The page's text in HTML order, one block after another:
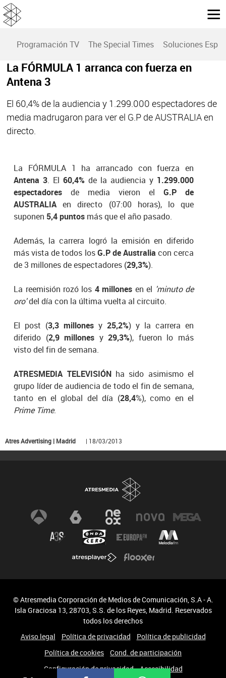
Programación TV The Special Times Soluciones
La FÓRMULA 1 arranca con fuerza en
Antena 3
El 60,4% de la audiencia y 1.299.000 espectadores de
media madrugaron para ver el G.P de AUSTRALIA en
directo.
La FÓRMULA 1 ha arrancado con fuerza en
Antena 3. El 60,4% de la audiencia y 1.299.000
espectadores de media vieron elG.P de
AUSTRALIA en directo (07:00 horas), lo que
suponen 5,4 puntos más que el año pasado.
Además, la carrera logró la emisión en diferido
más vista de todos losG.P de Australia con cerca
de 3 millones de espectadores (29,3%).
La reemisión rozó los 4 millones en el 'minuto de
oro'del día con la última vuelta al circuito.
El post (3,3 millones y25,2%) y la carrera en
diferido (2,9 millones y29,3%), fueron lo más
visto del fin de semana.
ATRESMEDIA TELEVISIÓNha sido asimismo el
grupo líder de audiencia de todo el fin de semana,
tanto en el global del día (28,4%), como en el
Prime Time.
Atres Advertising | Madrid | 18/03/2013
© Atresmedia Corporación de Medios de Comunicación, S.A - A.
Isla Graciosa 13, 28703, S.S. de los Reyes, Madrid. Reservados
todos los derechos
Aviso legal
Política de privacidad
Política de publicidad
Política de cookies
Cond. de participación
Configuración de privacidad
Accesibilidad